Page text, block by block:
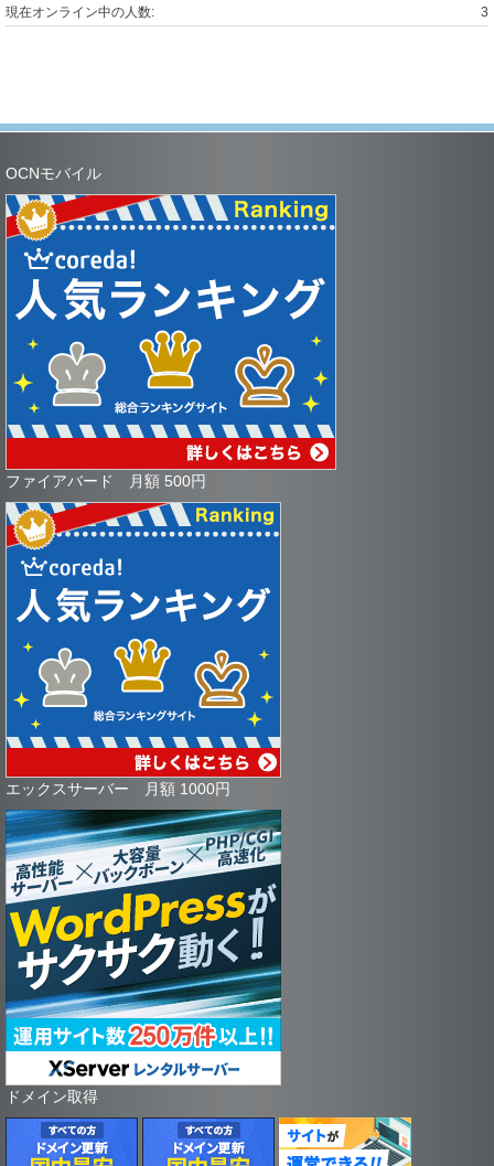
3
現在オンライン中の人数:
OCNモバイル
ファイアバード 月額 500円
エックスサーバー 月額 1000円
ドメイン取得